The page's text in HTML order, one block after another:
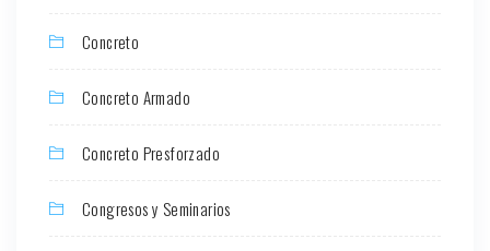
Concreto
Concreto Armado
Concreto Presforzado
Congresos y Seminarios